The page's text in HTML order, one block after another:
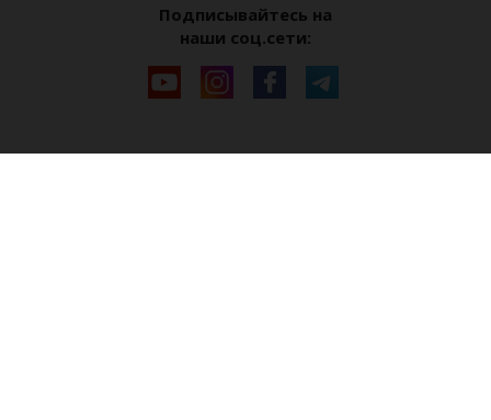
Подписывайтесь на
наши соц.сети: